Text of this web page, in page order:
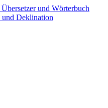
und Deklination